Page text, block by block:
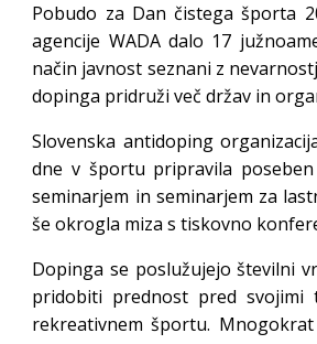
Pobudo za Dan čistega športa
agencije WADA dalo 17
način javnost seznani z
dopinga pridruži več držav in
Slovenska antidoping
dne v športu pripravila
seminarjem in seminarjem za
še okrogla miza s tiskovno
Dopinga se poslužujejo številni
pridobiti prednost pred svojimi
rekreativnem športu.